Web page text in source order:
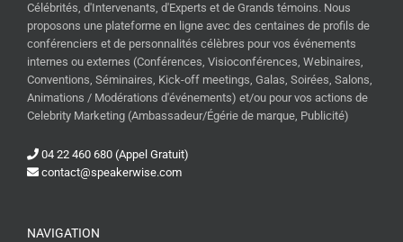
Célébrités, d'Intervenants, d'Experts et de Grands témoins. Nous
proposons une plateforme en ligne avec des centaines de profils de
conférenciers et de personnalités célèbres pour vos événements
internes ou externes (Conférences, Visioconférences, Webinaires,
Conventions, Séminaires, Kick-off meetings, Galas, Soirées, Salons,
Animations / Modérations d'événements) et/ou pour vos actions de
Celebrity Marketing (Ambassadeur/Égérie de marque, Publicité)
04 22 460 680 (Appel Gratuit)
contact@speakerwise.com
NAVIGATION